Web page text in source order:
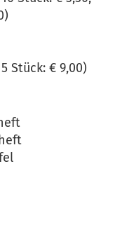
Stück: € 9,00)